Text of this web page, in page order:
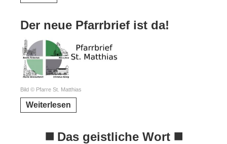
Der neue Pfarrbrief ist da!
Bild © Pfarre St. Matthias
Weiterlesen
◼️ Das geistliche Wort ◼️